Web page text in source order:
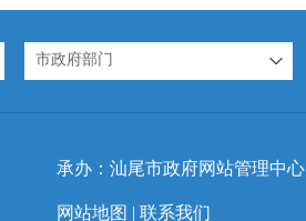
市政府部门
承办：汕尾市政府网站管理中心
网站地图 | 联系我们